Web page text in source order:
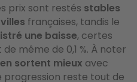
prix sont restés stables
françaises, tandis le
une baisse, certes
même de 0,1 %. À noter
sortent mieux avec
progression reste tout de